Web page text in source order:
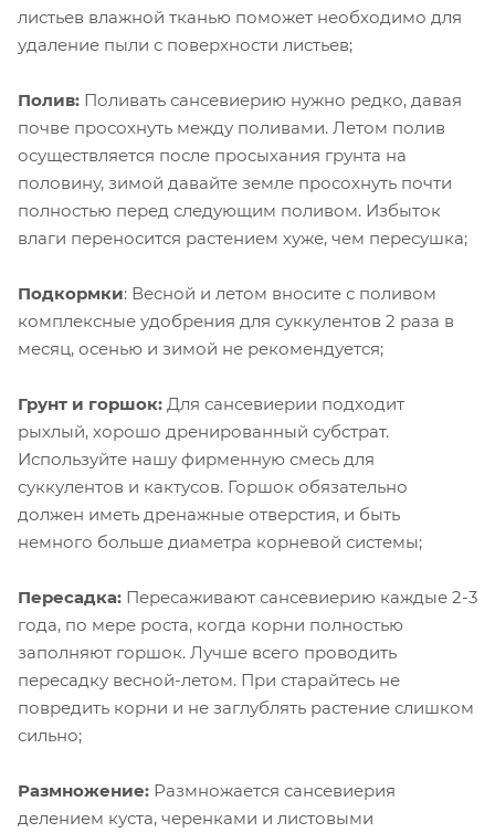
листьев влажной тканью поможет необходимо для
удаление пыли с поверхности листьев;
Полив: Поливать сансевиерию нужно редко, давая
почве просохнуть между поливами. Летом полив
осуществляется после просыхания грунта на
половину, зимой давайте земле просохнуть почти
полностью перед следующим поливом. Избыток
влаги переносится растением хуже, чем пересушка;
Подкормки: Весной и летом вносите с поливом
комплексные удобрения для суккулентов 2 раза в
месяц, осенью и зимой не рекомендуется;
Грунт и горшок: Для сансевиерии подходит
рыхлый, хорошо дренированный субстрат.
Используйте нашу фирменную смесь для
суккулентов и кактусов. Горшок обязательно
должен иметь дренажные отверстия, и быть
немного больше диаметра корневой системы;
Пересадка: Пересаживают сансевиерию каждые 2-3
года, по мере роста, когда корни полностью
заполняют горшок. Лучше всего проводить
пересадку весной-летом. При старайтесь не
повредить корни и не заглублять растение слишком
сильно;
Размножение: Размножается сансевиерия
делением куста, черенками и листовыми